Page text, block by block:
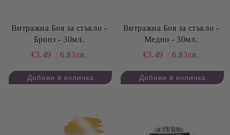
Витражна Боя за стъкло -
Бронз - 30мл.
€3.49
6.83лв.
Витражна Боя за стъкло -
Медно - 30мл.
€3.49
6.83лв.